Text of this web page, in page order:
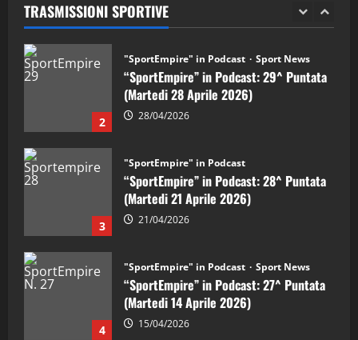
TRASMISSIONI SPORTIVE
2 28/04/2026
3
"SportEmpire" in Podcast
“SportEmpire” in Podcast: 28^ Puntata
(Martedi 21 Aprile 2026)
21/04/2026
4
"SportEmpire" in Podcast
“SportEmpire” in Podcast: 27^ Puntata
(Martedi 14 Aprile 2026)
15/04/2026
5
"SportEmpire" in Podcast
“SportEmpire” in Podcast: 26^ Puntata
(Martedi 07 Aprile 2026)
08/04/2026